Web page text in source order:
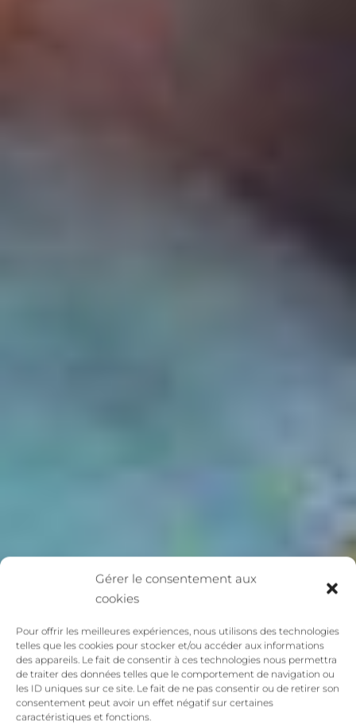
Gérer le consentement aux
cookies
Pour offrir les meilleures expériences, nous utilisons des technologies
telles que les cookies pour stocker et/ou accéder aux informations
des appareils. Le fait de consentir à ces technologies nous permettra
de traiter des données telles que le comportement de navigation ou
les ID uniques sur ce site. Le fait de ne pas consentir ou de retirer son
consentement peut avoir un effet négatif sur certaines
caractéristiques et fonctions.